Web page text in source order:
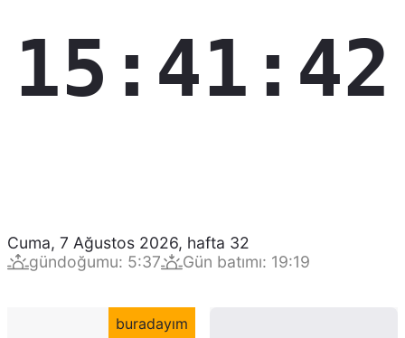
15:41:43
Cuma, 7 Ağustos 2026, hafta 32
gündoğumu: 5:37 Gün batımı: 19:19
buradayım